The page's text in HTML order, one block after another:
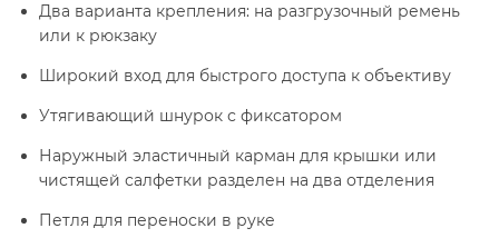
Два варианта крепления: на разгрузочный ремень
или к рюкзаку
Широкий вход для быстрого доступа к объективу
Утягивающий шнурок с фиксатором
Наружный эластичный карман для крышки или
чистящей салфетки разделен на два отделения
Петля для переноски в руке